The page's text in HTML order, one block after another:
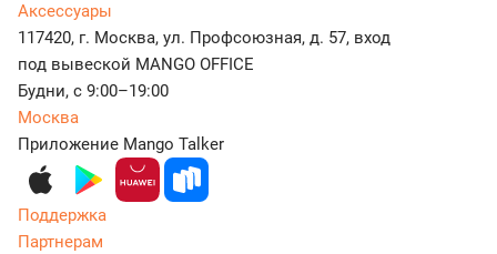
Аксессуары
117420, г. Москва, ул. Профсоюзная, д. 57, вход
под вывеской MANGO OFFICE
Будни, с 9:00–19:00
Москва
Приложение Mango Talker
Поддержка
Партнерам